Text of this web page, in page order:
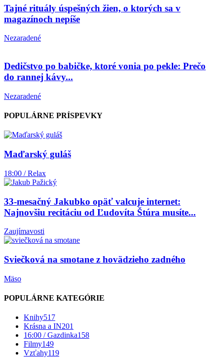
Tajné rituály úspešných žien, o ktorých sa v
magazínoch nepíše
Nezaradené
Dedičstvo po babičke, ktoré vonia po pekle: Prečo
do rannej kávy...
Nezaradené
POPULÁRNE PRÍSPEVKY
Maďarský guláš
18:00 / Relax
33-mesačný Jakubko opäť valcuje internet:
Najnovšiu recitáciu od Ľudovíta Štúra musíte...
Zaujímavosti
Sviečková na smotane z hovädzieho zadného
Mäso
POPULÁRNE KATEGÓRIE
Knihy517
Krásna a IN201
16:00 / Gazdinka158
Filmy149
Vzťahy119